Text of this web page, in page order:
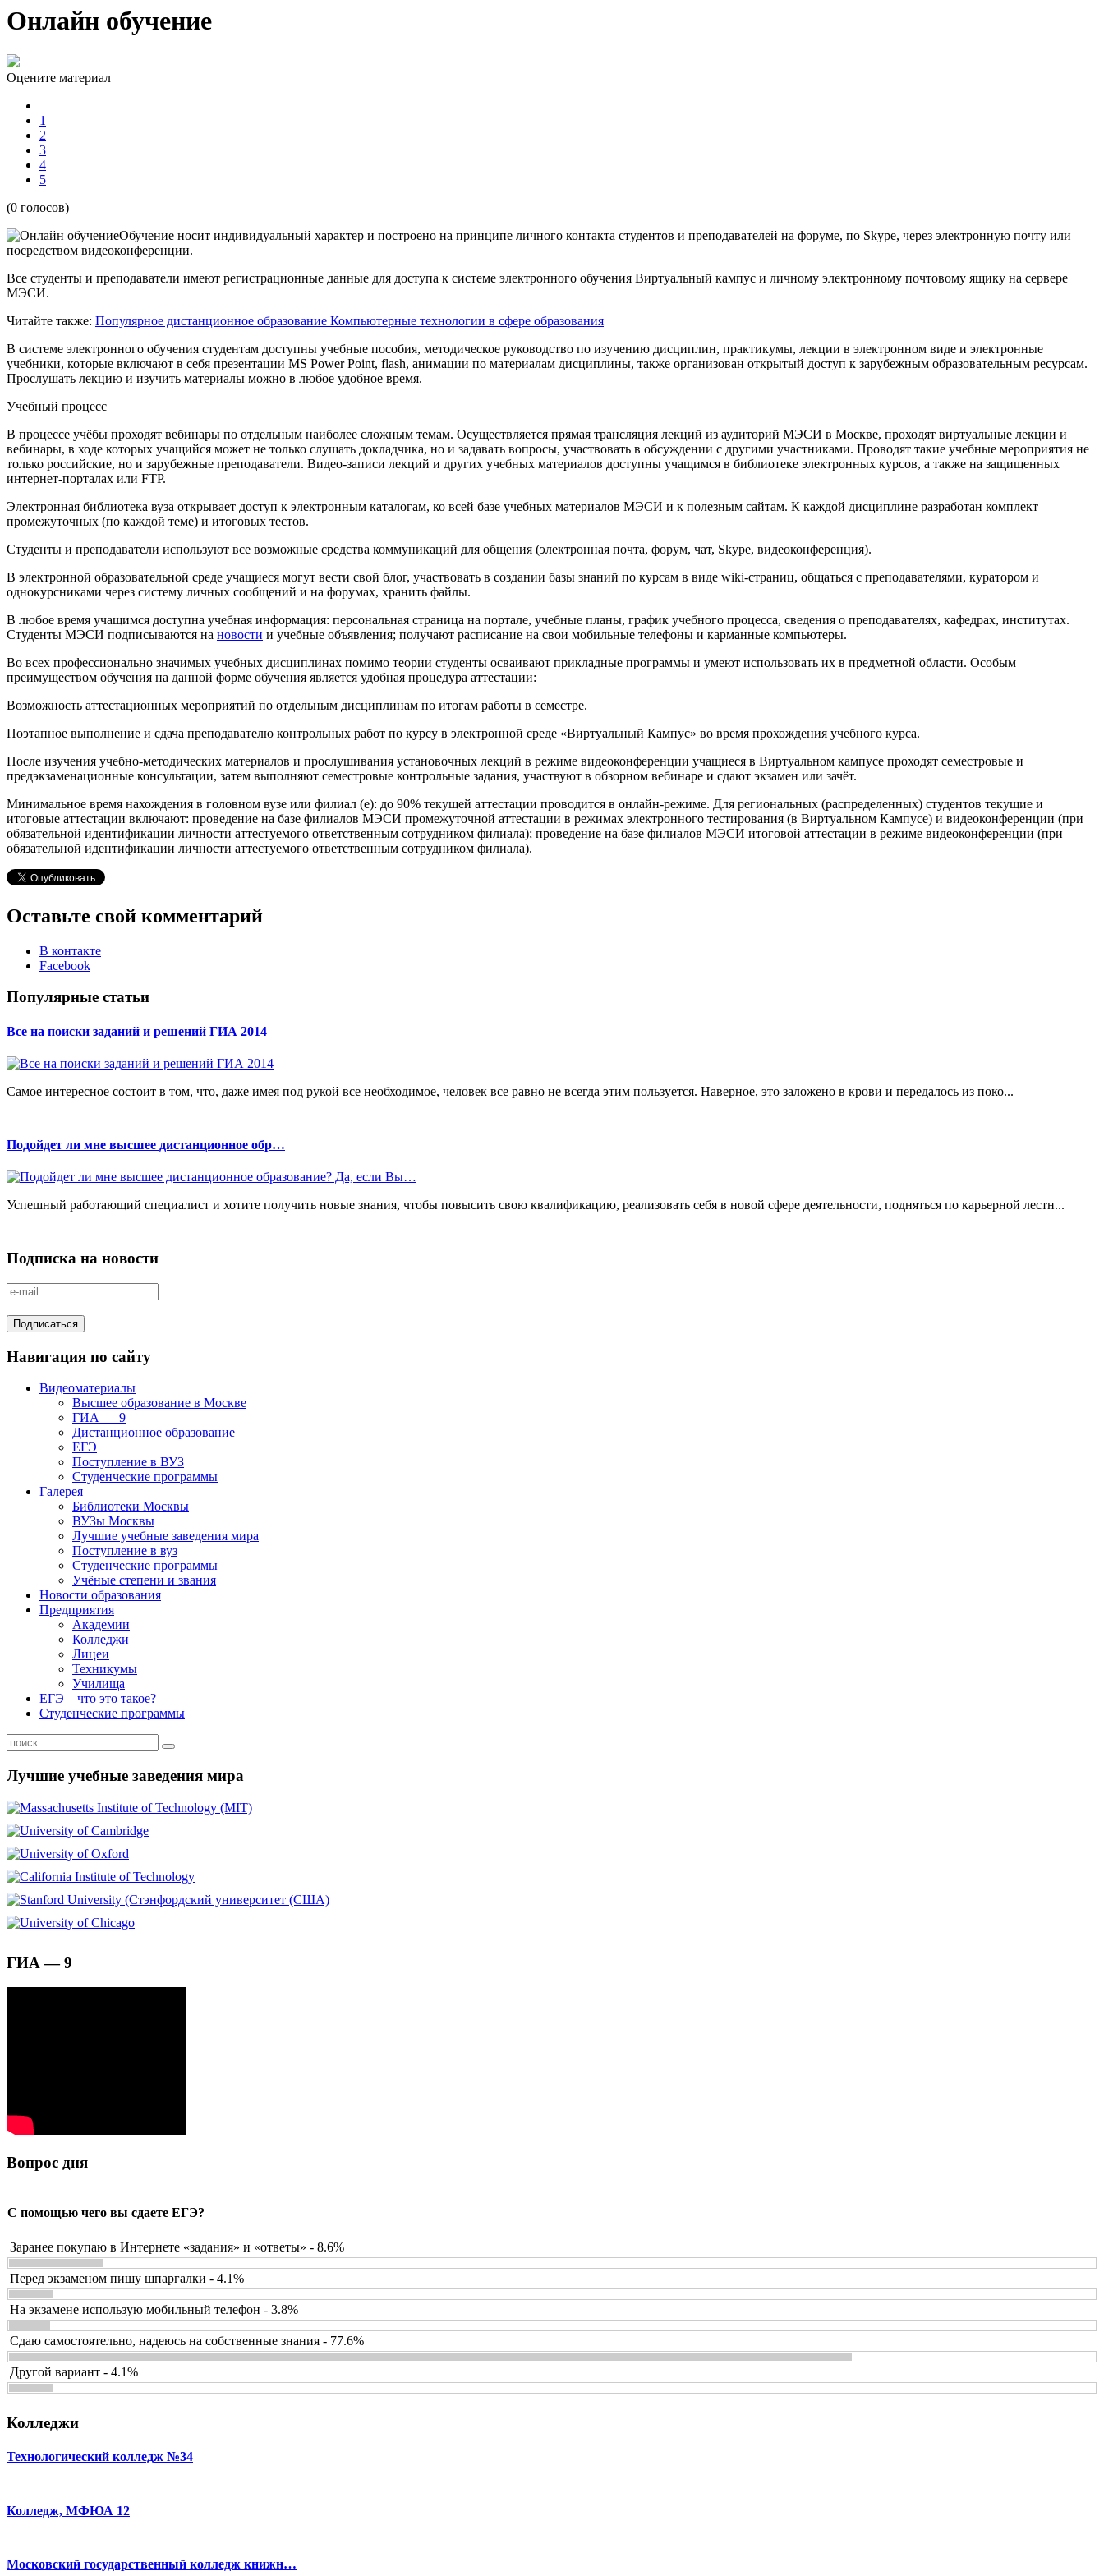
Онлайн обучение
Оцените материал
1
2
3
4
5
(0 голосов)
Обучение носит индивидуальный характер и построено на принципе личного контакта студентов и преподавателей на форуме, по Skype, через электронную почту или
посредством видеоконференции.
Все студенты и преподаватели имеют регистрационные данные для доступа к системе электронного обучения Виртуальный кампус и личному электронному почтовому ящику на сервере
МЭСИ.
Читайте также: Популярное дистанционное образование Компьютерные технологии в сфере образования
В системе электронного обучения студентам доступны учебные пособия, методическое руководство по изучению дисциплин, практикумы, лекции в электронном виде и электронные
учебники, которые включают в себя презентации MS Power Point, flash, анимации по материалам дисциплины, также организован открытый доступ к зарубежным образовательным ресурсам.
Прослушать лекцию и изучить материалы можно в любое удобное время.
Учебный процесс
В процессе учёбы проходят вебинары по отдельным наиболее сложным темам. Осуществляется прямая трансляция лекций из аудиторий МЭСИ в Москве, проходят виртуальные лекции и
вебинары, в ходе которых учащийся может не только слушать докладчика, но и задавать вопросы, участвовать в обсуждении с другими участниками. Проводят такие учебные мероприятия не
только российские, но и зарубежные преподаватели. Видео-записи лекций и других учебных материалов доступны учащимся в библиотеке электронных курсов, а также на защищенных
интернет-порталах или FTP.
Электронная библиотека вуза открывает доступ к электронным каталогам, ко всей базе учебных материалов МЭСИ и к полезным сайтам. К каждой дисциплине разработан комплект
промежуточных (по каждой теме) и итоговых тестов.
Студенты и преподаватели используют все возможные средства коммуникаций для общения (электронная почта, форум, чат, Skype, видеоконференция).
В электронной образовательной среде учащиеся могут вести свой блог, участвовать в создании базы знаний по курсам в виде wiki-страниц, общаться с преподавателями, куратором и
однокурсниками через систему личных сообщений и на форумах, хранить файлы.
В любое время учащимся доступна учебная информация: персональная страница на портале, учебные планы, график учебного процесса, сведения о преподавателях, кафедрах, институтах.
Студенты МЭСИ подписываются на новости и учебные объявления; получают расписание на свои мобильные телефоны и карманные компьютеры.
Во всех профессионально значимых учебных дисциплинах помимо теории студенты осваивают прикладные программы и умеют использовать их в предметной области. Особым
преимуществом обучения на данной форме обучения является удобная процедура аттестации:
Возможность аттестационных мероприятий по отдельным дисциплинам по итогам работы в семестре.
Поэтапное выполнение и сдача преподавателю контрольных работ по курсу в электронной среде «Виртуальный Кампус» во время прохождения учебного курса.
После изучения учебно-методических материалов и прослушивания установочных лекций в режиме видеоконференции учащиеся в Виртуальном кампусе проходят семестровые и
предэкзаменационные консультации, затем выполняют семестровые контрольные задания, участвуют в обзорном вебинаре и сдают экзамен или зачёт.
Минимальное время нахождения в головном вузе или филиал (е): до 90% текущей аттестации проводится в онлайн-режиме. Для региональных (распределенных) студентов текущие и
итоговые аттестации включают: проведение на базе филиалов МЭСИ промежуточной аттестации в режимах электронного тестирования (в Виртуальном Кампусе) и видеоконференции (при
обязательной идентификации личности аттестуемого ответственным сотрудником филиала); проведение на базе филиалов МЭСИ итоговой аттестации в режиме видеоконференции (при
обязательной идентификации личности аттестуемого ответственным сотрудником филиала).
Оставьте свой комментарий
В контакте
Facebook
Популярные статьи
Все на поиски заданий и решений ГИА 2014
Самое интересное состоит в том, что, даже имея под рукой все необходимое, человек все равно не всегда этим пользуется. Наверное, это заложено в крови и передалось из поко...
Подойдет ли мне высшее дистанционное обр…
Успешный работающий специалист и хотите получить новые знания, чтобы повысить свою квалификацию, реализовать себя в новой сфере деятельности, подняться по карьерной лестн...
Подписка на новости
Навигация по сайту
Видеоматериалы
Высшее образование в Москве
ГИА — 9
Дистанционное образование
ЕГЭ
Поступление в ВУЗ
Студенческие программы
Галерея
Библиотеки Москвы
ВУЗы Москвы
Лучшие учебные заведения мира
Поступление в вуз
Студенческие программы
Учёные степени и звания
Новости образования
Предприятия
Академии
Колледжи
Лицеи
Техникумы
Училища
ЕГЭ – что это такое?
Студенческие программы
Лучшие учебные заведения мира
ГИА — 9
Вопрос дня
С помощью чего вы сдаете ЕГЭ?
Заранее покупаю в Интернете «задания» и «ответы» - 8.6%
Перед экзаменом пишу шпаргалки - 4.1%
На экзамене использую мобильный телефон - 3.8%
Сдаю самостоятельно, надеюсь на собственные знания - 77.6%
Другой вариант - 4.1%
Колледжи
Технологический колледж №34
Колледж, МФЮА 12
Московский государственный колледж книжн…